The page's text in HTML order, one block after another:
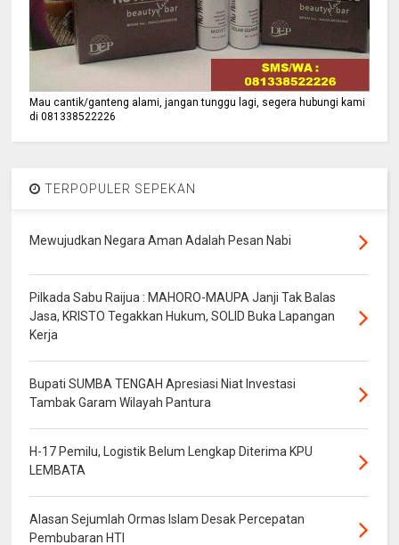
Mau cantik/ganteng alami, jangan tunggu lagi, segera hubungi kami
di 081338522226
TERPOPULER SEPEKAN
Mewujudkan Negara Aman Adalah Pesan Nabi
Pilkada Sabu Raijua : MAHORO-MAUPA Janji Tak Balas
Jasa, KRISTO Tegakkan Hukum, SOLID Buka Lapangan
Kerja
Bupati SUMBA TENGAH Apresiasi Niat Investasi
Tambak Garam Wilayah Pantura
H-17 Pemilu, Logistik Belum Lengkap Diterima KPU
LEMBATA
Alasan Sejumlah Ormas Islam Desak Percepatan
Pembubaran HTI